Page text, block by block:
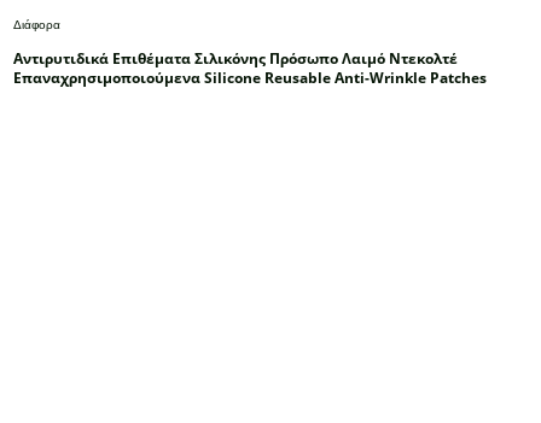
Διάφορα
Αντιρυτιδικά Επιθέματα Σιλικόνης Πρόσωπο Λαιμό Ντεκολτέ
Επαναχρησιμοποιούμενα Silicone Reusable Anti-Wrinkle Patches